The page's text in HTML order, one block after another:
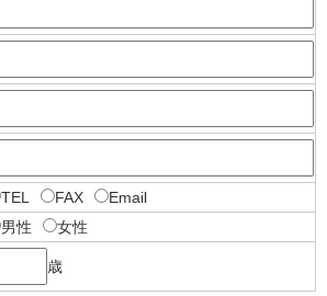
TEL FAX
Email
男性 女性
歳